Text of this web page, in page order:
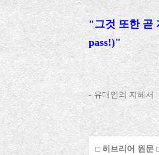
"그것 또한 곧
pass!)"
- 유대인의 지혜서
□ 히브리어 원문